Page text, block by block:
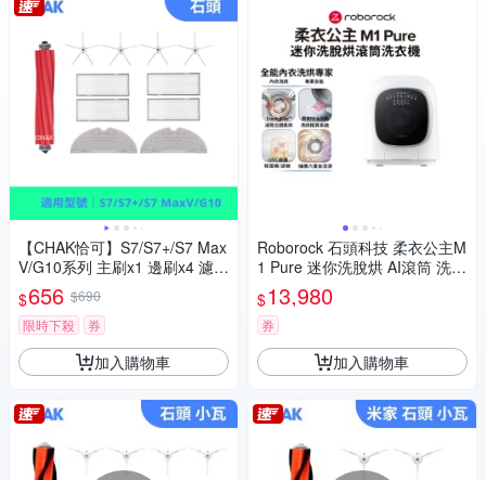
【CHAK恰可】S7/S7+/S7 Max
V/G10系列 主刷x1 邊刷x4 濾網
x4 灰色拖布x2
$656 $690
限時下殺
券
加入購物車
Roborock 石頭科技 柔衣公主M
1 Pure 迷你洗脫烘 AI滾筒 洗衣
機
$13,980
券
加入購物車